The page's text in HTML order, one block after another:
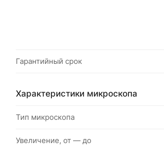
Гарантийный срок
Характеристики микроскопа
Тип микроскопа
Увеличение, от — до